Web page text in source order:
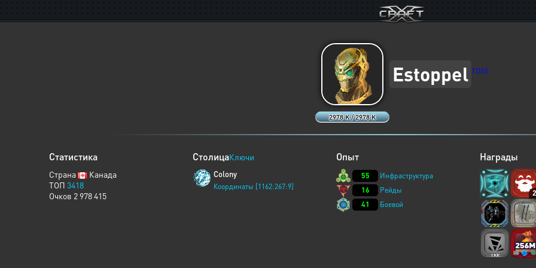
2978 K / 2978 K
Estoppel TOSS
Статистика
Страна
Канада
ТОП 3418
Очков 2 978 415
СтолицаКлючи
Colony
Координаты [1162:267:9]
Опыт
55
Инфраструктура
16
Рейды
41
Боевой
Награды
2